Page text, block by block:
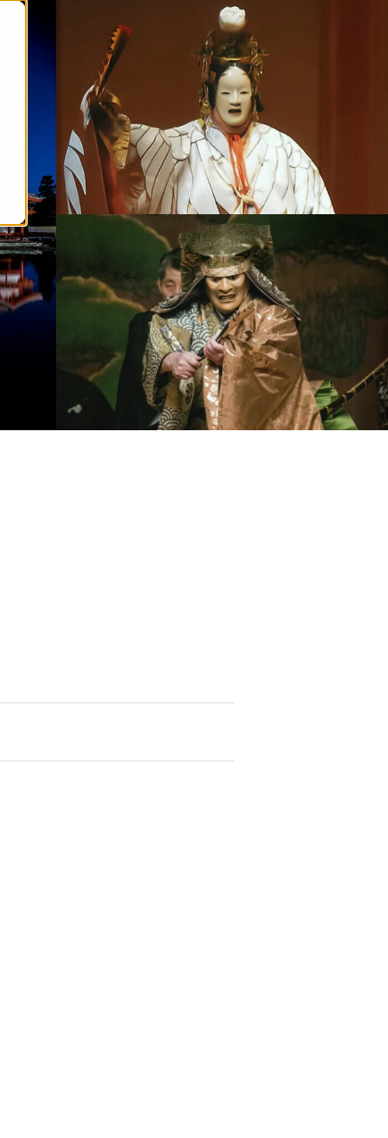
水)
館 能楽公演
(水)
公演 第一日
(火)
(屋外特設舞台) 能楽公演 第
(海洋文化館) 能楽公演